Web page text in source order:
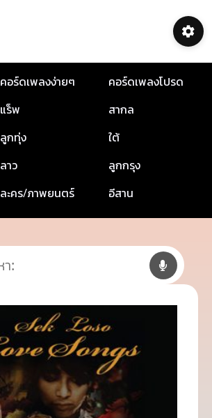
คอร์ดเพลงง่ายๆ
คอร์ดเพลงโปรด
แร็พ
สากล
ลูกทุ่ง
ใต้
ลาว
ลูกกรุง
ละคร/ภาพยนตร์ อีสาน